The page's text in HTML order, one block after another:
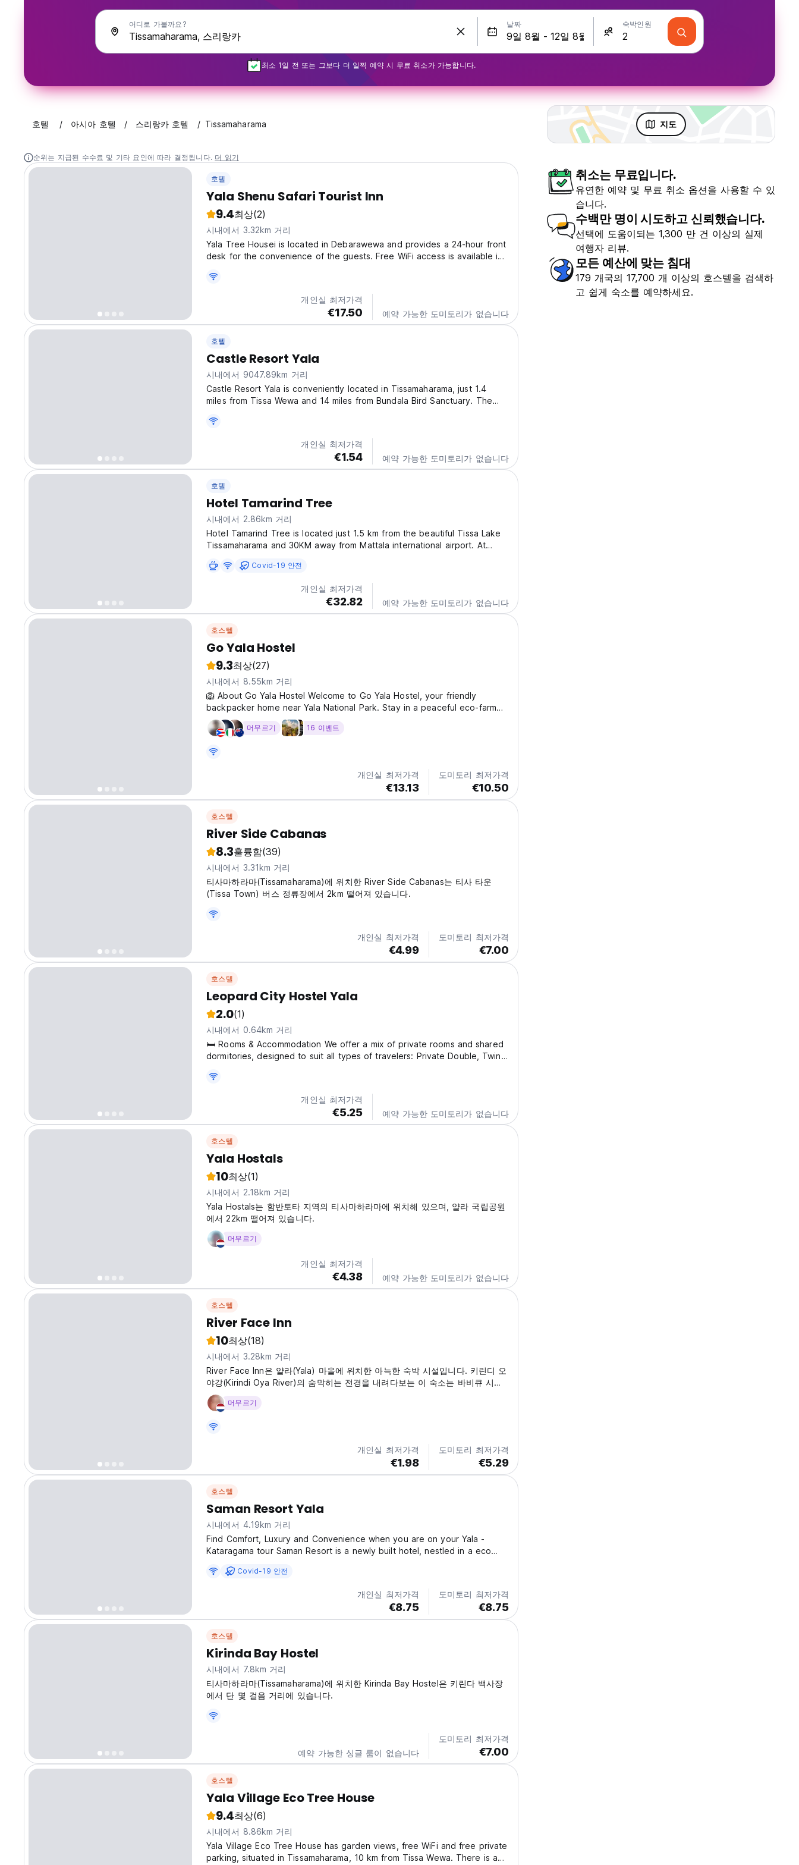
어디로 가볼까요? 날짜 숙박인원
최소 1일 전 또는 그보다 더 일찍 예약 시 무료 취소가 가능합니다.
호텔 아시아 호텔 스리랑카 호텔 Tissamaharama 지도
순위는 지급된 수수료 및 기타 요인에 따라 결정됩니다. 더 읽기
호텔
Yala Shenu Safari Tourist Inn
9.4최상(2)
시내에서 3.32km 거리
Yala Tree Housei is located in Debarawewa and provides a 24-hour front
desk for the convenience of the guests. Free WiFi access is available in
river or a garden view and a seating area....
개인실 최저가격
€17.50 예약 가능한 도미토리가 없습니다
호텔
Castle Resort Yala
시내에서 9047.89km 거리
Castle Resort Yala is conveniently located in Tissamaharama, just 1.4
miles from Tissa Wewa and 14 miles from Bundala Bird Sanctuary. The
front desk, full-day security, and free WiFi....
개인실 최저가격
€1.54 예약 가능한 도미토리가 없습니다
호텔
Hotel Tamarind Tree
시내에서 2.86km 거리
Hotel Tamarind Tree is located just 1.5 km from the beautiful Tissa Lake
Tissamaharama and 30KM away from Mattala international airport. At
offered at the property include a tour desk,...
Covid-19 안전
개인실 최저가격
€32.82 예약 가능한 도미토리가 없습니다
호스텔
Go Yala Hostel
9.3최상(27)
시내에서 8.55km 거리
🦁 About Go Yala Hostel Welcome to Go Yala Hostel, your friendly
backpacker home near Yala National Park. Stay in a peaceful eco-farm
setting, meet other travelers, and join the most affordable sharing jeep
safaris in Yala. If you want nature, wildlife, a...
머무르기 16 이벤트
개인실 최저가격
€13.13
도미토리 최저가격
€10.50
호스텔
River Side Cabanas
8.3훌륭함(39)
시내에서 3.31km 거리
티사마하라마(Tissamaharama)에 위치한 River Side Cabanas는 티사 타운
(Tissa Town) 버스 정류장에서 2km 떨어져 있습니다.
개인실 최저가격
€4.99
도미토리 최저가격
€7.00
호스텔
Leopard City Hostel Yala
2.0(1)
시내에서 0.64km 거리
🛏️ Rooms & Accommodation We offer a mix of private rooms and shared
dormitories, designed to suit all types of travelers: Private Double, Twin
comfortable beds, linen and towels, and some rooms...
개인실 최저가격
€5.25 예약 가능한 도미토리가 없습니다
호스텔
Yala Hostals
10최상(1)
시내에서 2.18km 거리
Yala Hostals는 함반토타 지역의 티사마하라마에 위치해 있으며, 얄라 국립공원
에서 22km 떨어져 있습니다.
머무르기
개인실 최저가격
€4.38 예약 가능한 도미토리가 없습니다
호스텔
River Face Inn
10최상(18)
시내에서 3.28km 거리
River Face Inn은 얄라(Yala) 마을에 위치한 아늑한 숙박 시설입니다. 키린디 오
야강(Kirindi Oya River)의 숨막히는 전경을 내려다보는 이 숙소는 바비큐 시설
과 24시간 프런트 데스크를 갖추고 있습니다. 평화로운 자연의 전망을 제공하는
객실은 선풍기로 시원합니다. 휴식 공간과 옷장이 마련되어 있습니다. 욕실 시설
서는 수하물 보관소 및 다림질 서비스 이용을...
머무르기
개인실 최저가격
€1.98
도미토리 최저가격
€5.29
호스텔
Saman Resort Yala
시내에서 4.19km 거리
Find Comfort, Luxury and Convenience when you are on your Yala -
Kataragama tour Saman Resort is a newly built hotel, nestled in a eco
the Yala National Park and Kataragama. The hotel...
Covid-19 안전
개인실 최저가격
€8.75
도미토리 최저가격
€8.75
호스텔
Kirinda Bay Hostel
시내에서 7.8km 거리
티사마하라마(Tissamaharama)에 위치한 Kirinda Bay Hostel은 키린다 백사장
에서 단 몇 걸음 거리에 있습니다.
예약 가능한 싱글 룸이 없습니다
도미토리 최저가격
€7.00
호스텔
Yala Village Eco Tree House
9.4최상(6)
시내에서 8.86km 거리
Yala Village Eco Tree House has garden views, free WiFi and free private
parking, situated in Tissamaharama, 10 km from Tissa Wewa. There is a
취소는 무료입니다.
유연한 예약 및 무료 취소 옵션을 사용할 수 있
습니다.
수백만 명이 시도하고 신뢰했습니다.
선택에 도움이되는 1,300 만 건 이상의 실제
여행자 리뷰.
모든 예산에 맞는 침대
179 개국의 17,700 개 이상의 호스텔을 검색하
고 쉽게 숙소를 예약하세요.